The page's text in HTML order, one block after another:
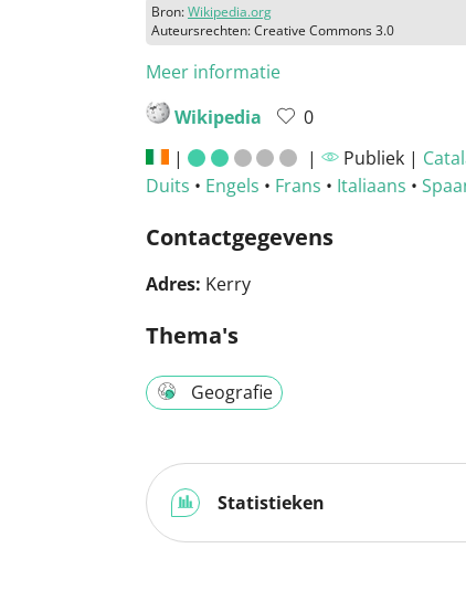
Bron:Wikipedia.org
Auteursrechten: Creative Commons 3.0
Meer informatie
Wikipedia
0
|
| Publiek |
Duits • Engels • Frans • Italiaans •
Contactgegevens
Adres: Kerry
Thema's
Geografie
Statistieken